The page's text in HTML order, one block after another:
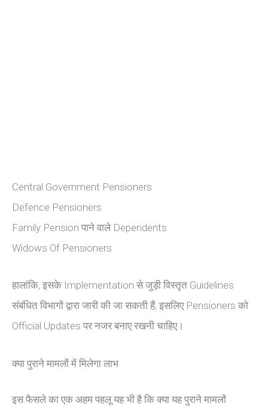
Central Government Pensioners
Defence Pensioners
Family Pension पाने वाले Dependents
Widows Of Pensioners
हालांकि, इसके Implementation से जुड़ी विस्तृत Guidelines
संबंधित विभागों द्वारा जारी की जा सकती हैं, इसलिए Pensioners को
Official Updates पर नजर बनाए रखनी चाहिए।
क्या पुराने मामलों में मिलेगा लाभ
इस फैसले का एक अहम पहलू यह भी है कि क्या यह पुराने मामलों